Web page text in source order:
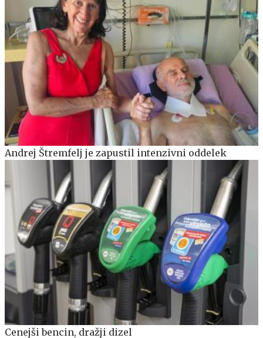
Andrej Štremfelj je zapustil intenzivni oddelek
Cenejši bencin, dražji dizel